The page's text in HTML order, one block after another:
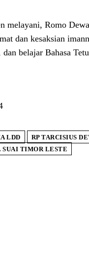
melayani, Romo
dan kesaksian
belajar Bahasa
LDD RP TARCISIUS
SUAI TIMOR LESTE